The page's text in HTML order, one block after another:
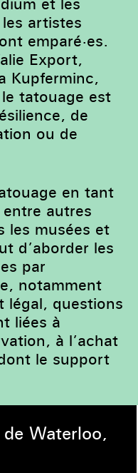
artistes
emparé·es.
Export,
Kupferminc,
tatouage est
de
ou de
en tant
autres
les musées et
d’aborder les
par
notamment
légal, questions
liées à
à l’achat
le support
Waterloo,